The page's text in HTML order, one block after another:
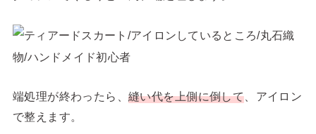
端処理が終わったら、縫い代を上側に倒して 、アイロン
で整えます。